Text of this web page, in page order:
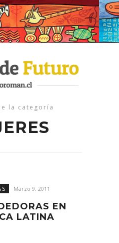
la categoría
Marzo 9, 2011
EN
LATINA